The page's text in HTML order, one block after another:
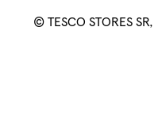
© TESCO STORES